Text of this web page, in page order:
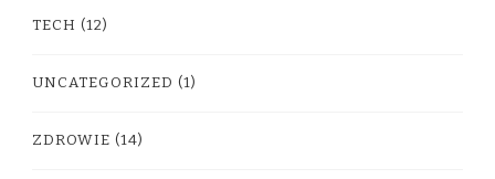
TECH (12)
UNCATEGORIZED (1)
ZDROWIE (14)